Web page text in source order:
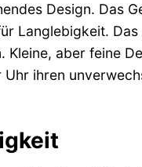
Design. Das
Langlebigkeit. Das
aber feine
ihren